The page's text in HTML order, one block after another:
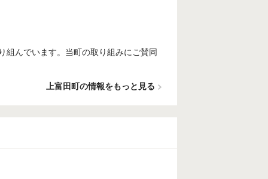
組んでいます。当町の取り組みにご賛同
上富田町の情報をもっと見る